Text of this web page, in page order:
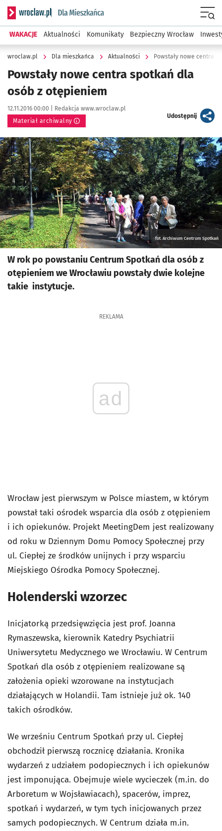
Serwis informacyjny wroclaw.pl podserwis: Dla mieszkańca
WAKACJE Aktualności Komunikaty Bezpieczny Wrocław
wroclaw.pl Dla mieszkańca Aktualności Powstały nowe centra
Powstały nowe centra spotkań dla
osób z otępieniem
Data publikacji:
12.11.2016 00:00 | Autor:
Redakcja www.wroclaw.pl
Materiał archiwalny
Udostępnijartykuł
Kliknij, aby powiększyć
fot. Archiwum Centrum Spotkań
W rok po powstaniu Centrum Spotkań dla osób z
otępieniem we Wrocławiu powstały dwie kolejne
takie instytucje.
REKLAMA
ad
Wrocław jest pierwszym w Polsce miastem, w którym
powstał taki ośrodek wsparcia dla osób z otępieniem
i ich opiekunów. Projekt MeetingDem jest realizowany
od roku w Dziennym Domu Pomocy Społecznej przy
ul. Ciepłej ze środków unijnych i przy wsparciu
Miejskiego Ośrodka Pomocy Społecznej.
Holenderski wzorzec
Inicjatorką przedsięwzięcia jest prof. Joanna
Rymaszewska, kierownik Katedry Psychiatrii
Uniwersytetu Medycznego we Wrocławiu. W Centrum
Spotkań dla osób z otępieniem realizowane są
założenia opieki wzorowane na instytucjach
działających w Holandii. Tam istnieje już ok. 140
takich ośrodków.
We wrześniu Centrum Spotkań przy ul. Ciepłej
obchodził pierwszą rocznicę działania. Kronika
wydarzeń z udziałem podopiecznych i ich opiekunów
jest imponująca. Obejmuje wiele wycieczek (m.in. do
Arboretum w Wojsławiacach), spacerów, imprez,
spotkań i wydarzeń, w tym tych inicjowanych przez
samych podopiecznych. W Centrum działa m.in.